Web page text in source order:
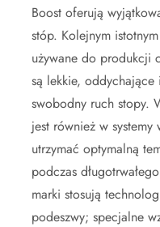
Boost oferują
stóp. Kolejnym
używane do produkcji
są lekkie,
swobodny ruch stopy.
jest również w
utrzymać optymalną
podczas
marki stosują
podeszwy; specjalne